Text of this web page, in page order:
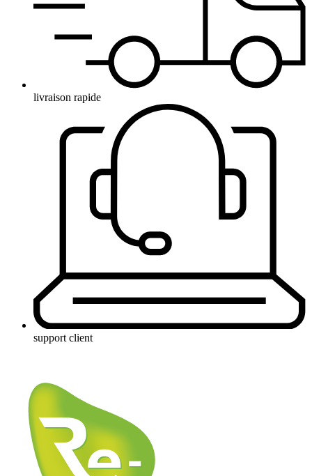
livraison rapide
support client